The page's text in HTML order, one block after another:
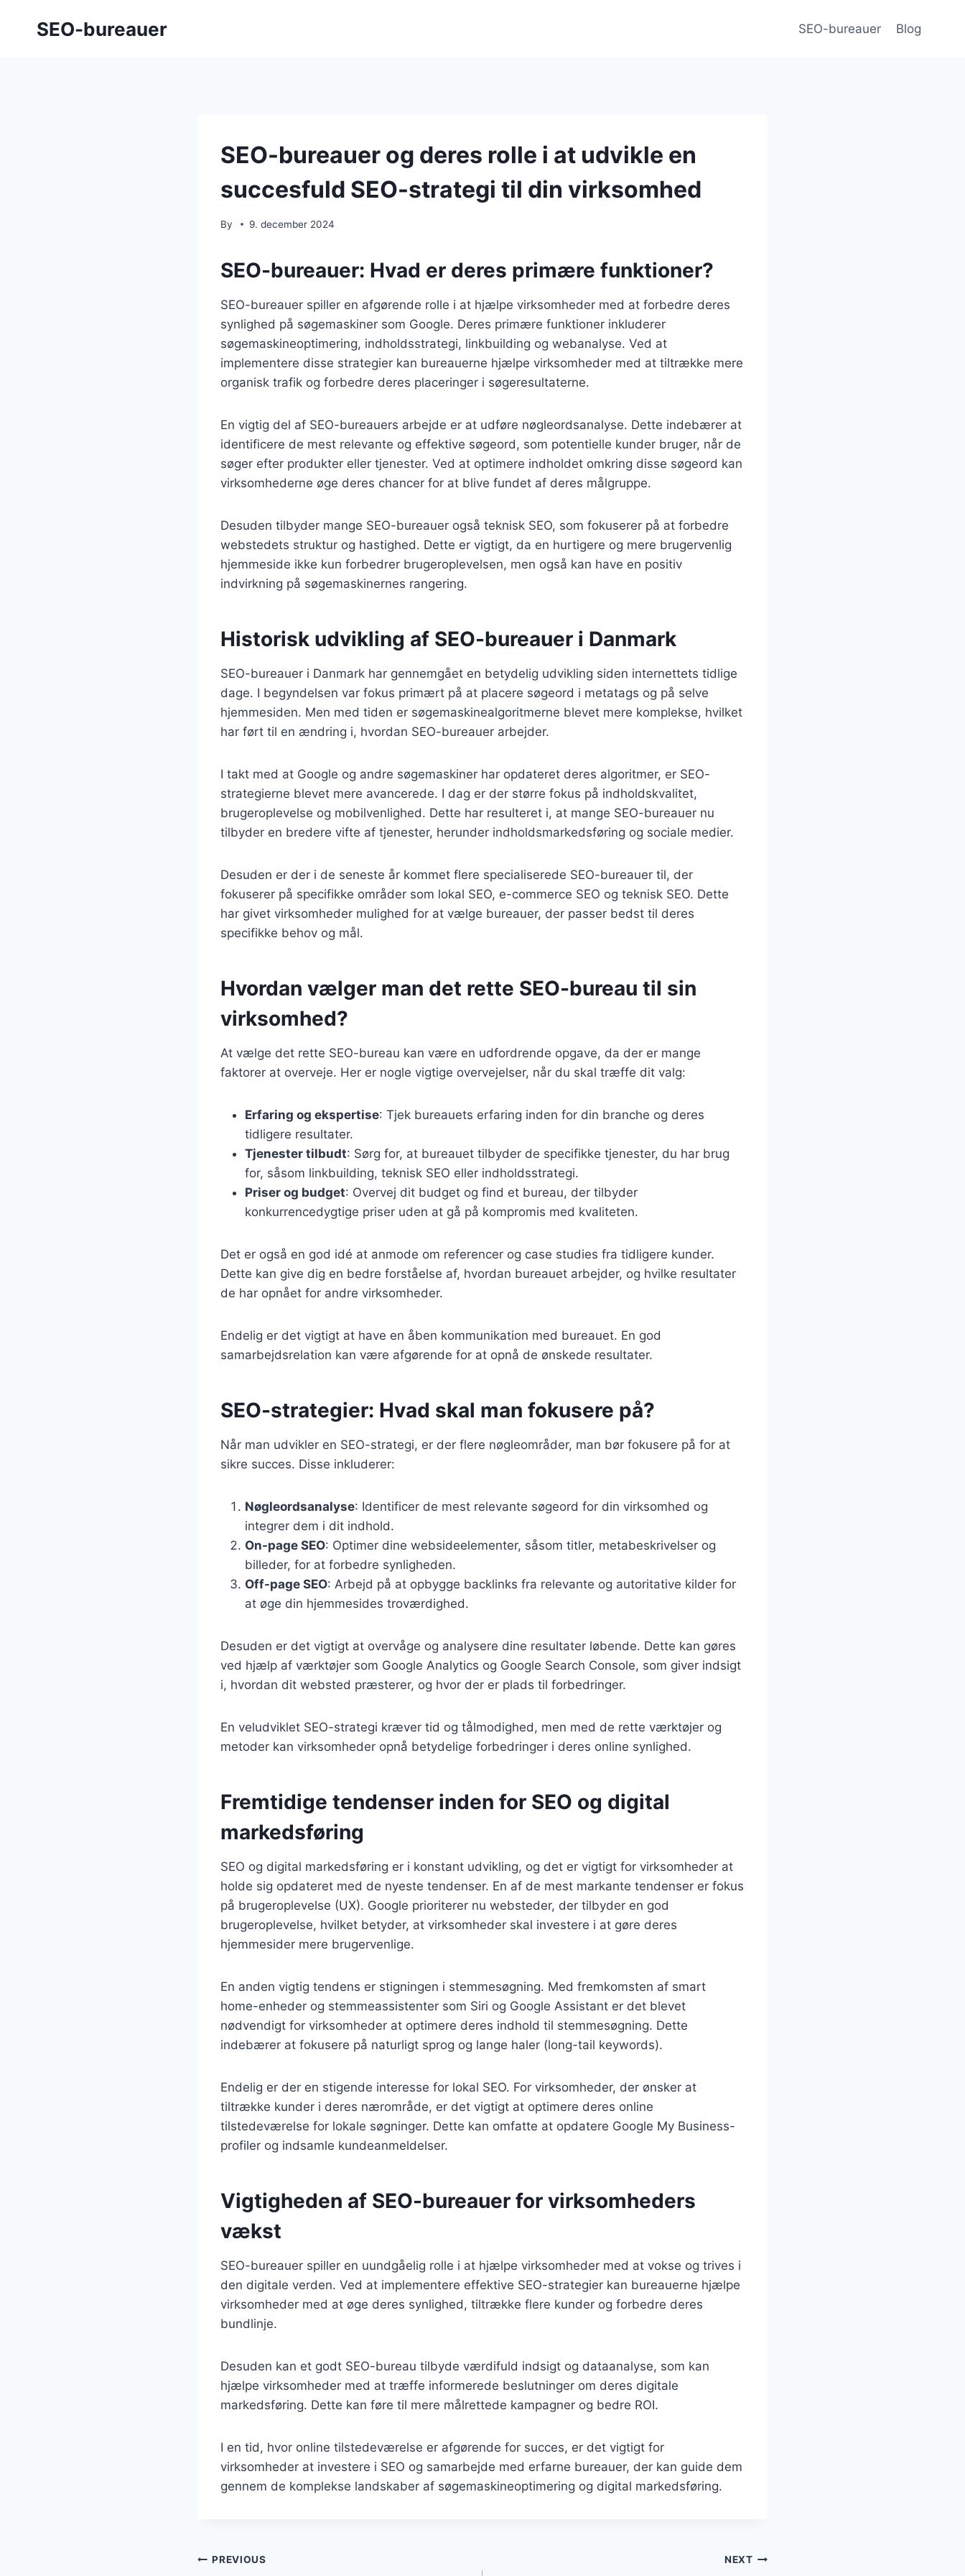
SEO-bureauer SEO-bureauer Blog
SEO-bureauer og deres rolle i at udvikle en
succesfuld SEO-strategi til din virksomhed
By 9. december 2024
SEO-bureauer: Hvad er deres primære funktioner?
SEO-bureauer spiller en afgørende rolle i at hjælpe virksomheder med at forbedre deres
synlighed på søgemaskiner som Google. Deres primære funktioner inkluderer
søgemaskineoptimering, indholdsstrategi, linkbuilding og webanalyse. Ved at
implementere disse strategier kan bureauerne hjælpe virksomheder med at tiltrække mere
organisk trafik og forbedre deres placeringer i søgeresultaterne.
En vigtig del af SEO-bureauers arbejde er at udføre nøgleordsanalyse. Dette indebærer at
identificere de mest relevante og effektive søgeord, som potentielle kunder bruger, når de
søger efter produkter eller tjenester. Ved at optimere indholdet omkring disse søgeord kan
virksomhederne øge deres chancer for at blive fundet af deres målgruppe.
Desuden tilbyder mange SEO-bureauer også teknisk SEO, som fokuserer på at forbedre
webstedets struktur og hastighed. Dette er vigtigt, da en hurtigere og mere brugervenlig
hjemmeside ikke kun forbedrer brugeroplevelsen, men også kan have en positiv
indvirkning på søgemaskinernes rangering.
Historisk udvikling af SEO-bureauer i Danmark
SEO-bureauer i Danmark har gennemgået en betydelig udvikling siden internettets tidlige
dage. I begyndelsen var fokus primært på at placere søgeord i metatags og på selve
hjemmesiden. Men med tiden er søgemaskinealgoritmerne blevet mere komplekse, hvilket
har ført til en ændring i, hvordan SEO-bureauer arbejder.
I takt med at Google og andre søgemaskiner har opdateret deres algoritmer, er SEO-
strategierne blevet mere avancerede. I dag er der større fokus på indholdskvalitet,
brugeroplevelse og mobilvenlighed. Dette har resulteret i, at mange SEO-bureauer nu
tilbyder en bredere vifte af tjenester, herunder indholdsmarkedsføring og sociale medier.
Desuden er der i de seneste år kommet flere specialiserede SEO-bureauer til, der
fokuserer på specifikke områder som lokal SEO, e-commerce SEO og teknisk SEO. Dette
har givet virksomheder mulighed for at vælge bureauer, der passer bedst til deres
specifikke behov og mål.
Hvordan vælger man det rette SEO-bureau til sin
virksomhed?
At vælge det rette SEO-bureau kan være en udfordrende opgave, da der er mange
faktorer at overveje. Her er nogle vigtige overvejelser, når du skal træffe dit valg:
Erfaring og ekspertise: Tjek bureauets erfaring inden for din branche og deres
tidligere resultater.
Tjenester tilbudt: Sørg for, at bureauet tilbyder de specifikke tjenester, du har brug
for, såsom linkbuilding, teknisk SEO eller indholdsstrategi.
Priser og budget: Overvej dit budget og find et bureau, der tilbyder
konkurrencedygtige priser uden at gå på kompromis med kvaliteten.
Det er også en god idé at anmode om referencer og case studies fra tidligere kunder.
Dette kan give dig en bedre forståelse af, hvordan bureauet arbejder, og hvilke resultater
de har opnået for andre virksomheder.
Endelig er det vigtigt at have en åben kommunikation med bureauet. En god
samarbejdsrelation kan være afgørende for at opnå de ønskede resultater.
SEO-strategier: Hvad skal man fokusere på?
Når man udvikler en SEO-strategi, er der flere nøgleområder, man bør fokusere på for at
sikre succes. Disse inkluderer:
Nøgleordsanalyse: Identificer de mest relevante søgeord for din virksomhed og
integrer dem i dit indhold.
On-page SEO: Optimer dine websideelementer, såsom titler, metabeskrivelser og
billeder, for at forbedre synligheden.
Off-page SEO: Arbejd på at opbygge backlinks fra relevante og autoritative kilder for
at øge din hjemmesides troværdighed.
Desuden er det vigtigt at overvåge og analysere dine resultater løbende. Dette kan gøres
ved hjælp af værktøjer som Google Analytics og Google Search Console, som giver indsigt
i, hvordan dit websted præsterer, og hvor der er plads til forbedringer.
En veludviklet SEO-strategi kræver tid og tålmodighed, men med de rette værktøjer og
metoder kan virksomheder opnå betydelige forbedringer i deres online synlighed.
Fremtidige tendenser inden for SEO og digital
markedsføring
SEO og digital markedsføring er i konstant udvikling, og det er vigtigt for virksomheder at
holde sig opdateret med de nyeste tendenser. En af de mest markante tendenser er fokus
på brugeroplevelse (UX). Google prioriterer nu websteder, der tilbyder en god
brugeroplevelse, hvilket betyder, at virksomheder skal investere i at gøre deres
hjemmesider mere brugervenlige.
En anden vigtig tendens er stigningen i stemmesøgning. Med fremkomsten af smart
home-enheder og stemmeassistenter som Siri og Google Assistant er det blevet
nødvendigt for virksomheder at optimere deres indhold til stemmesøgning. Dette
indebærer at fokusere på naturligt sprog og lange haler (long-tail keywords).
Endelig er der en stigende interesse for lokal SEO. For virksomheder, der ønsker at
tiltrække kunder i deres nærområde, er det vigtigt at optimere deres online
tilstedeværelse for lokale søgninger. Dette kan omfatte at opdatere Google My Business-
profiler og indsamle kundeanmeldelser.
Vigtigheden af SEO-bureauer for virksomheders
vækst
SEO-bureauer spiller en uundgåelig rolle i at hjælpe virksomheder med at vokse og trives i
den digitale verden. Ved at implementere effektive SEO-strategier kan bureauerne hjælpe
virksomheder med at øge deres synlighed, tiltrække flere kunder og forbedre deres
bundlinje.
Desuden kan et godt SEO-bureau tilbyde værdifuld indsigt og dataanalyse, som kan
hjælpe virksomheder med at træffe informerede beslutninger om deres digitale
markedsføring. Dette kan føre til mere målrettede kampagner og bedre ROI.
I en tid, hvor online tilstedeværelse er afgørende for succes, er det vigtigt for
virksomheder at investere i SEO og samarbejde med erfarne bureauer, der kan guide dem
gennem de komplekse landskaber af søgemaskineoptimering og digital markedsføring.
Indlægsnavigation
PREVIOUS NEXT